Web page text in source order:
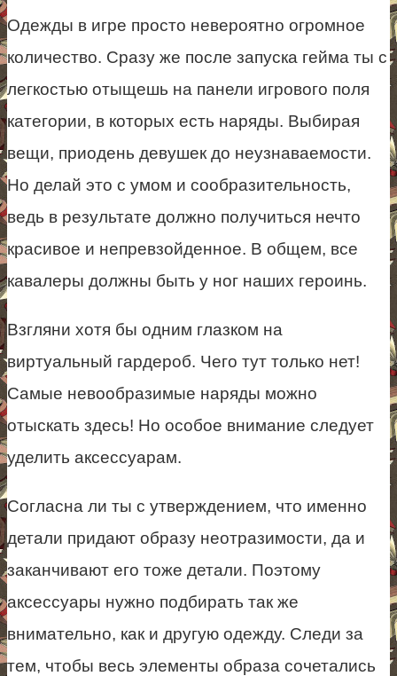
Одежды в игре просто невероятно огромное
количество. Сразу же после запуска гейма ты с
легкостью отыщешь на панели игрового поля
категории, в которых есть наряды. Выбирая
вещи, приодень девушек до неузнаваемости.
Но делай это с умом и сообразительность,
ведь в результате должно получиться нечто
красивое и непревзойденное. В общем, все
кавалеры должны быть у ног наших героинь.
Взгляни хотя бы одним глазком на
виртуальный гардероб. Чего тут только нет!
Самые невообразимые наряды можно
отыскать здесь! Но особое внимание следует
уделить аксессуарам.
Согласна ли ты с утверждением, что именно
детали придают образу неотразимости, да и
заканчивают его тоже детали. Поэтому
аксессуары нужно подбирать так же
внимательно, как и другую одежду. Следи за
тем, чтобы весь элементы образа сочетались